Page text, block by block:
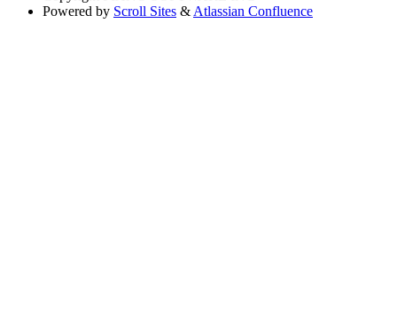
Powered by Scroll Sites & Atlassian Confluence